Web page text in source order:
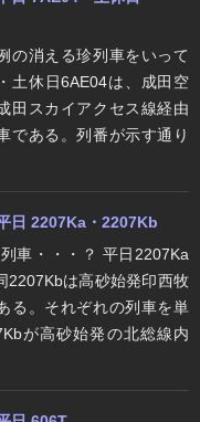
の消える珍列車をいって
土休日6AE04は、成田空
田スカイアクセス線経由
である。列番が示す通り
日 2207Ka・2207Kb
車・・・？ 平日2207Ka
2207Kbは高砂始発印西牧
る。それぞれの列車を単
が高砂始発の北総線内